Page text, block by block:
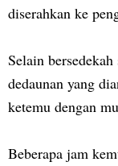
diserahkan ke
Selain
dedaunan yang
ketemu dengan
Beberapa jam